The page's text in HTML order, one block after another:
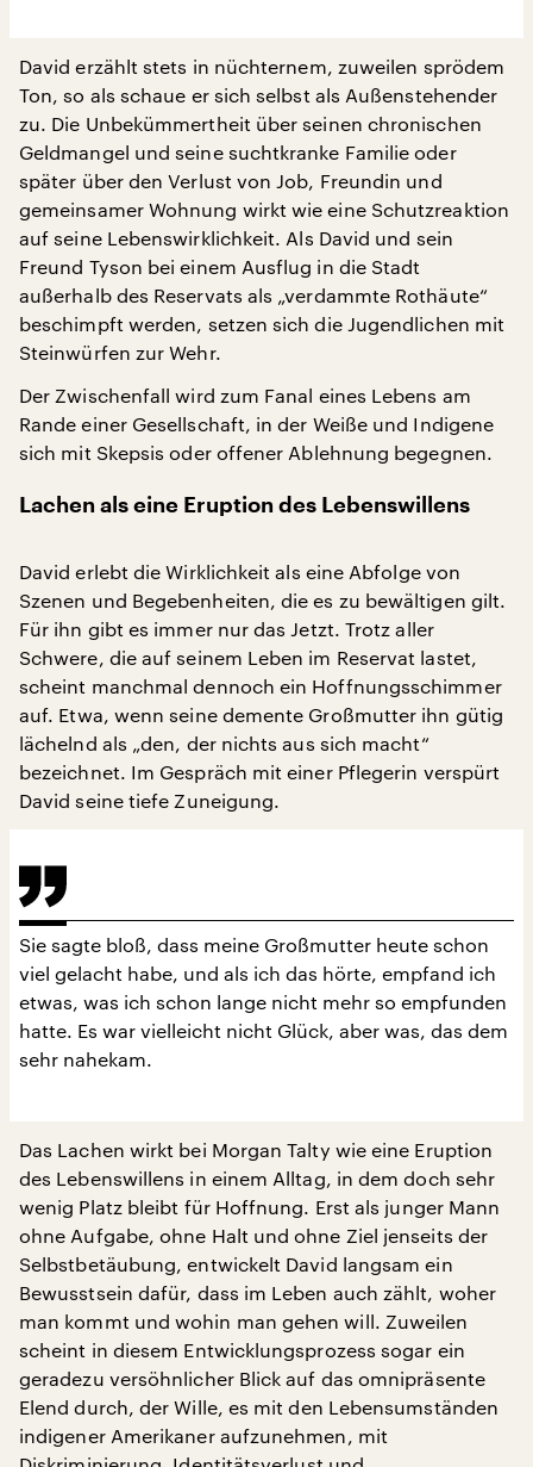
David erzählt stets in nüchternem, zuweilen sprödem
Ton, so als schaue er sich selbst als Außenstehender
zu. Die Unbekümmertheit über seinen chronischen
Geldmangel und seine suchtkranke Familie oder
später über den Verlust von Job, Freundin und
gemeinsamer Wohnung wirkt wie eine Schutzreaktion
auf seine Lebenswirklichkeit. Als David und sein
Freund Tyson bei einem Ausflug in die Stadt
außerhalb des Reservats als „verdammte Rothäute“
beschimpft werden, setzen sich die Jugendlichen mit
Steinwürfen zur Wehr.
Der Zwischenfall wird zum Fanal eines Lebens am
Rande einer Gesellschaft, in der Weiße und Indigene
sich mit Skepsis oder offener Ablehnung begegnen.
Lachen als eine Eruption des Lebenswillens
David erlebt die Wirklichkeit als eine Abfolge von
Szenen und Begebenheiten, die es zu bewältigen gilt.
Für ihn gibt es immer nur das Jetzt. Trotz aller
Schwere, die auf seinem Leben im Reservat lastet,
scheint manchmal dennoch ein Hoffnungsschimmer
auf. Etwa, wenn seine demente Großmutter ihn gütig
lächelnd als „den, der nichts aus sich macht“
bezeichnet. Im Gespräch mit einer Pflegerin verspürt
David seine tiefe Zuneigung.
Sie sagte bloß, dass meine Großmutter heute schon
viel gelacht habe, und als ich das hörte, empfand ich
etwas, was ich schon lange nicht mehr so empfunden
hatte. Es war vielleicht nicht Glück, aber was, das dem
sehr nahekam.
Das Lachen wirkt bei Morgan Talty wie eine Eruption
des Lebenswillens in einem Alltag, in dem doch sehr
wenig Platz bleibt für Hoffnung. Erst als junger Mann
ohne Aufgabe, ohne Halt und ohne Ziel jenseits der
Selbstbetäubung, entwickelt David langsam ein
Bewusstsein dafür, dass im Leben auch zählt, woher
man kommt und wohin man gehen will. Zuweilen
scheint in diesem Entwicklungsprozess sogar ein
geradezu versöhnlicher Blick auf das omnipräsente
Elend durch, der Wille, es mit den Lebensumständen
indigener Amerikaner aufzunehmen, mit